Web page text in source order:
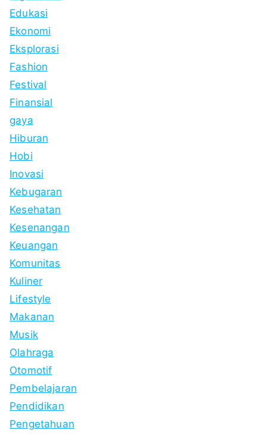
Edukasi
Ekonomi
Eksplorasi
Fashion
Festival
Finansial
gaya
Hiburan
Hobi
Inovasi
Kebugaran
Kesehatan
Kesenangan
Keuangan
Komunitas
Kuliner
Lifestyle
Makanan
Musik
Olahraga
Otomotif
Pembelajaran
Pendidikan
Pengetahuan